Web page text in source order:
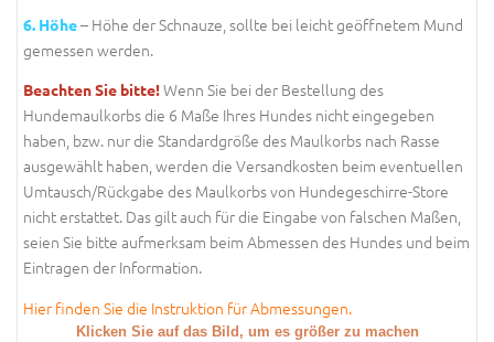
6. Höhe– Höhe der Schnauze, sollte bei leicht geöffnetem Mund
gemessen werden.
Beachten Sie bitte!Wenn Sie bei der Bestellung des
Hundemaulkorbs die 6 Maße Ihres Hundes nicht eingegeben
haben, bzw. nur die Standardgröße des Maulkorbs nach Rasse
ausgewählt haben, werden die Versandkosten beim eventuellen
Umtausch/Rückgabe des Maulkorbs von Hundegeschirre-Store
nicht erstattet. Das gilt auch für die Eingabe von falschen Maßen,
seien Sie bitte aufmerksam beim Abmessen des Hundes und beim
Eintragen der Information.
Hier finden Sie die Instruktion für Abmessungen.
Klicken Sie auf das Bild, um es größer zu machen